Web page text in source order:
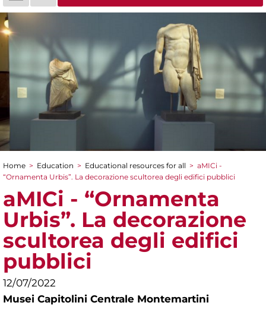
You are here
Home > Education > Educational resources for all > aMICi -
“Ornamenta Urbis”. La decorazione scultorea degli edifici pubblici
aMICi - “Ornamenta
Urbis”. La decorazione
scultorea degli edifici
pubblici
12/07/2022
Musei Capitolini Centrale Montemartini